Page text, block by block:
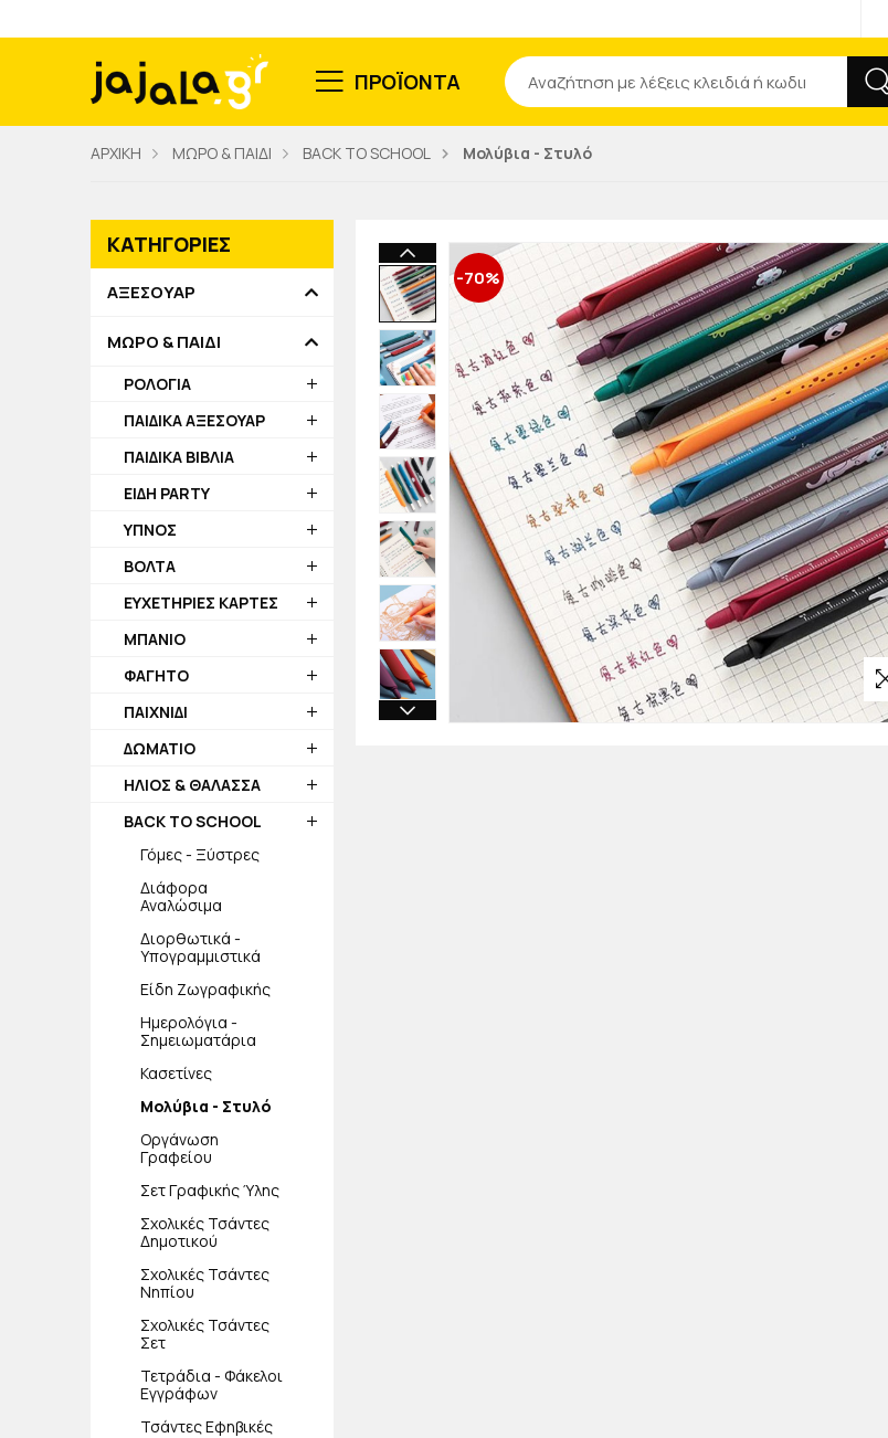
ΠΡΟΪΟΝΤΑ
Αναζήτηση
ΑΡΧΙΚΗ ΜΩΡΟ & ΠΑΙΔΙ BACK TO SCHOOL Μολύβια - Στυλό
-70%
ΚΑΤΗΓΟΡΙΕΣ
ΑΞΕΣΟΥΑΡ
ΜΩΡΟ & ΠΑΙΔΙ
ΡΟΛΟΓΙΑ
ΠΑΙΔΙΚΑ ΑΞΕΣΟΥΑΡ
ΠΑΙΔΙΚΑ ΒΙΒΛΙΑ
ΕΙΔΗ PARTY
ΥΠΝΟΣ
ΒΟΛΤΑ
ΕΥΧΕΤΗΡΙΕΣ ΚΑΡΤΕΣ
ΜΠΑΝΙΟ
ΦΑΓΗΤΟ
ΠΑΙΧΝΙΔΙ
ΔΩΜΑΤΙΟ
ΗΛΙΟΣ & ΘΑΛΑΣΣΑ
BACK TO SCHOOL
Γόμες - Ξύστρες
Διάφορα
Αναλώσιμα
Διορθωτικά -
Υπογραμμιστικά
Είδη Ζωγραφικής
Ημερολόγια -
Σημειωματάρια
Κασετίνες
Μολύβια - Στυλό
Οργάνωση
Γραφείου
Σετ Γραφικής Ύλης
Σχολικές Τσάντες
Δημοτικού
Σχολικές Τσάντες
Νηπίου
Σχολικές Τσάντες
Σετ
Τετράδια - Φάκελοι
Εγγράφων
Τσάντες Εφηβικές